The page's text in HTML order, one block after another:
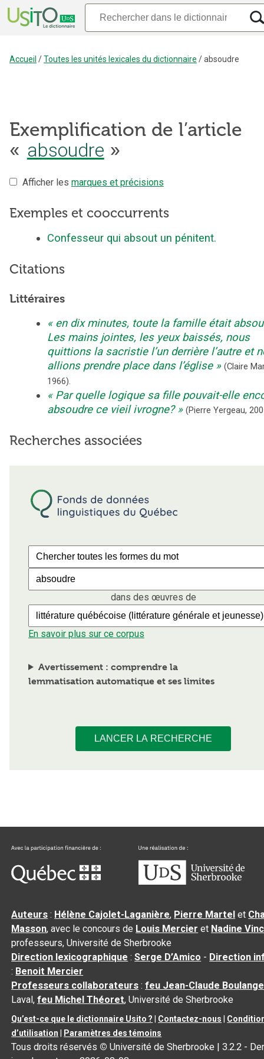
Accueil /Toutes les unités lexicales du dictionnaire /absoudre
Exemplification de l’article
« absoudre »
Afficher les marques et précisions
Exemples et cooccurrents
Confesseur qui absout un pénitent.
Citations
Littéraires
en dix minutes, toute la famille était
Les mains jointes, les yeux baissés, nous
quittions la sacristie l’un derrière l’autre et
allions prendre place dans l’église
(Claire
1966).
Par quelle logique sa fille pouvait-elle
absoudre ce vieil ivrogne?
(Pierre Yergeau,
Recherches associées
dans des œuvres de
En savoir plus sur ce corpus
Avertissement : comprendre la
lemmatisation automatique et ses limites
LANCER LA RECHERCHE
Auteurs : Hélène Cajolet-Laganière, Pierre Martel et
Masson, avec le concours de Louis Mercier et Nadine
professeurs, Université de Sherbrooke
Direction lexicographique :Serge D’Amico - Direction
: Benoit Mercier
Professeurs collaborateurs :feu Jean-Claude
Laval,feu Michel Théoret, Université de Sherbrooke
Qu’est-ce que le dictionnaire Usito ? Contactez-nous
d’utilisation
Paramètres des témoins
Tous droits réservés © Université de Sherbrooke |3.2.2 -